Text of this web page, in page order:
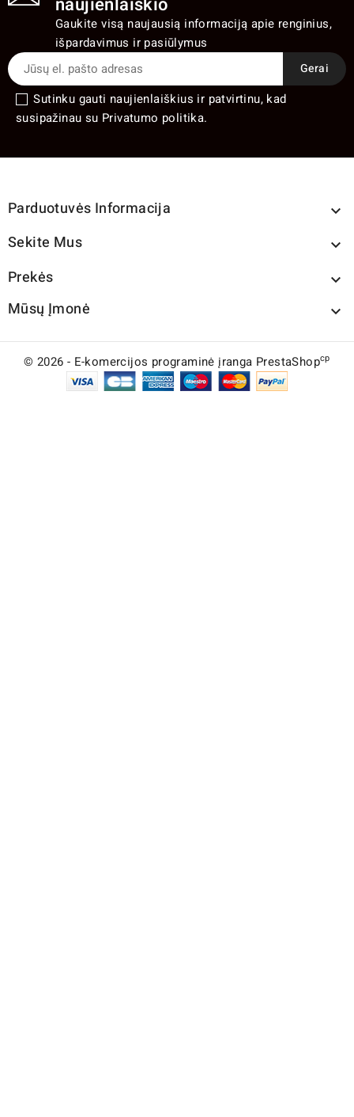
Gaukite visą naujausią informaciją apie renginius,
išpardavimus ir pasiūlymus
Sutinku gauti naujienlaiškius ir patvirtinu, kad
susipažinau su Privatumo politika.
Parduotuvės Informacija 
Sekite Mus 
Prekės 
Mūsų Įmonė 
© 2026 - E-komercijos programinė įranga PrestaShopcp